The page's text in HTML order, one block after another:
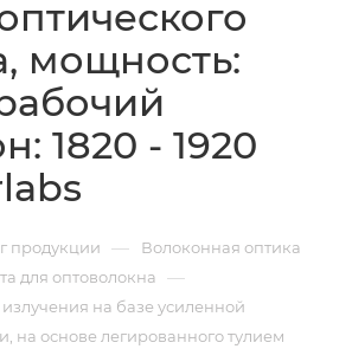
мощность:
1820 - 1920
продукции — Волоконная оптика
для оптоволокна —
на базе усиленной
на основе легированного тулием